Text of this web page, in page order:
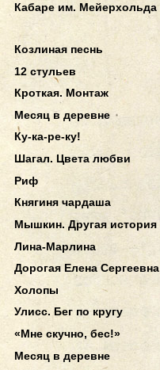
Кабаре им. Мейерхольда
Козлиная песнь
12 стульев
Кроткая. Монтаж
Месяц в деревне
Ку-ка-ре-ку!
Шагал. Цвета любви
Риф
Княгиня чардаша
Мышкин. Другая история
Лина-Марлина
Дорогая Елена Сергеевна
Холопы
Улисс. Бег по кругу
«Мне скучно, бес!»
Месяц в деревне